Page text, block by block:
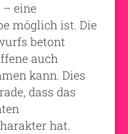
eine
möglich ist. Die
betont
auch
kann. Dies
dass das
hat.